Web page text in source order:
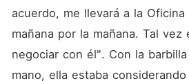
acuerdo, me llevará a la
mañana por la mañana. Tal vez
negociar con él". Con la
mano, ella estaba